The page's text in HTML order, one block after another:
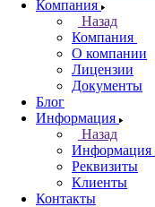
Компания
Назад
Компания
О компании
Лицензии
Документы
Блог
Информация
Назад
Информация
Реквизиты
Клиенты
Контакты